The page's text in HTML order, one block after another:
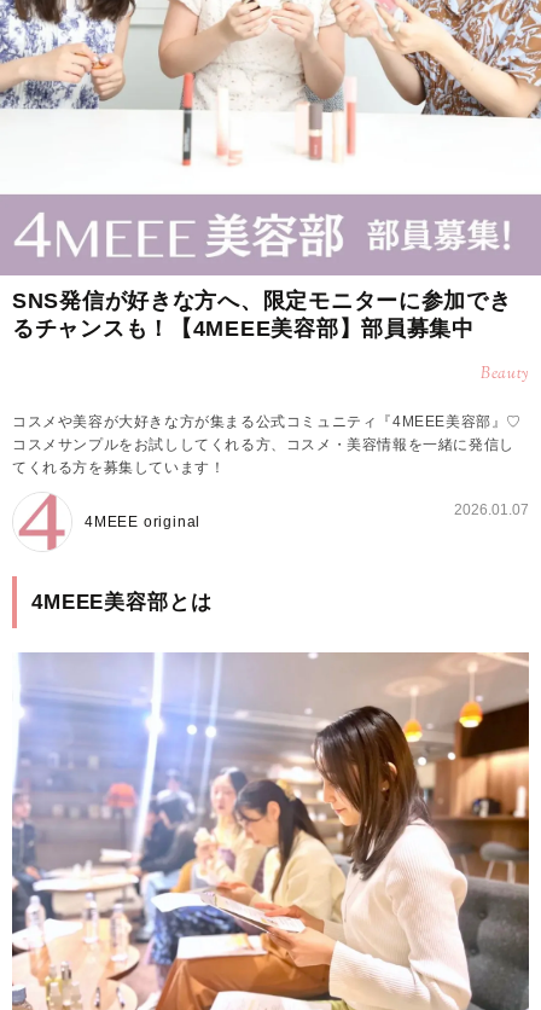
SNS発信が好きな方へ、限定モニターに参加でき
るチャンスも！【4MEEE美容部】部員募集中
Beauty
コスメや美容が大好きな方が集まる公式コミュニティ『4MEEE美容部』♡
コスメサンプルをお試ししてくれる方、コスメ・美容情報を一緒に発信し
てくれる方を募集しています！
4MEEE original
2026.01.07
4MEEE美容部とは